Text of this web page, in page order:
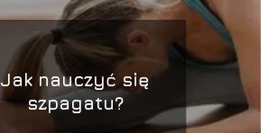
Jak nauczyć się
szpagatu?